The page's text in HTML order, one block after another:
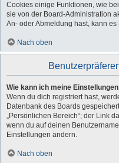
Cookies einige Funktionen, wie
sie von der Board-Administration
An- oder Abmeldung hast, kann
Nach oben
Wie kann ich meine
Wenn du dich registriert hast,
Datenbank des Boards
„Persönlichen Bereich“; der Link
wenn du auf deinen
Einstellungen ändern.
Nach oben